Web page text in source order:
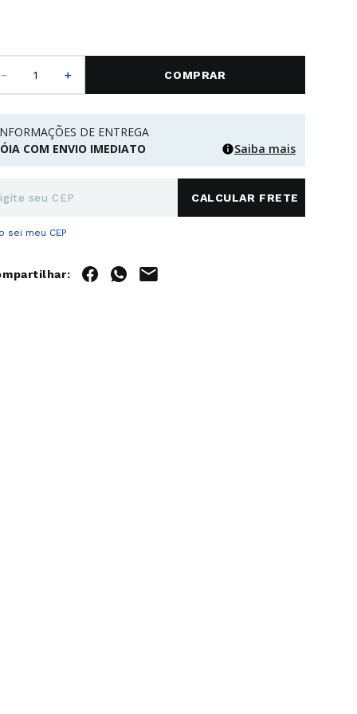
＋ COMPRAR
DE ENTREGA
COM ENVIO IMEDIATO
Saiba mais
sei meu CEP